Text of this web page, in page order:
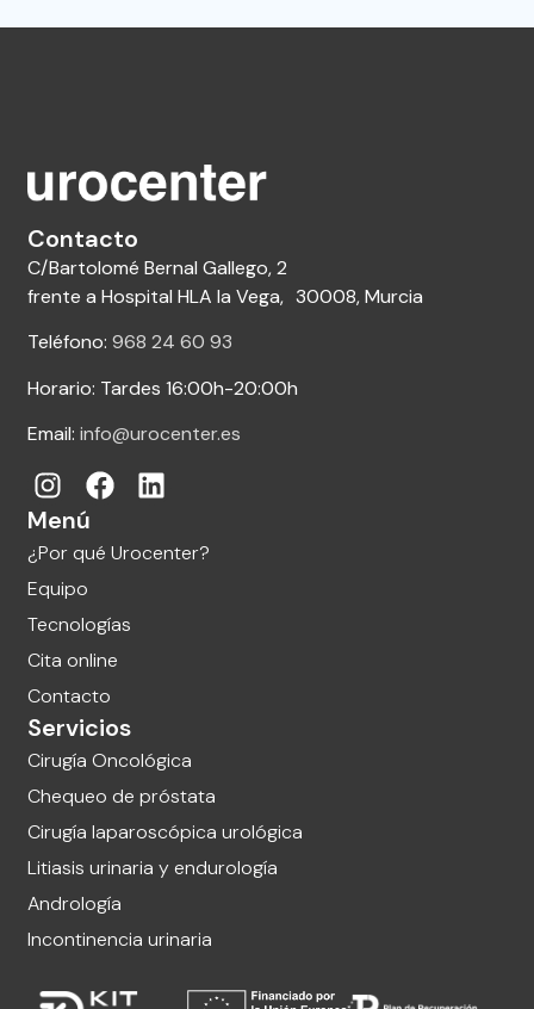
Contacto
C/Bartolomé Bernal Gallego, 2
frente a Hospital HLA la Vega, 30008, Murcia
Teléfono:968 24 60 93
Horario: Tardes 16:00h-20:00h
Email:info@urocenter.es
Menú
¿Por qué Urocenter?
Equipo
Tecnologías
Cita online
Contacto
Servicios
Cirugía Oncológica
Chequeo de próstata
Cirugía laparoscópica urológica
Litiasis urinaria y endurología
Andrología
Incontinencia urinaria